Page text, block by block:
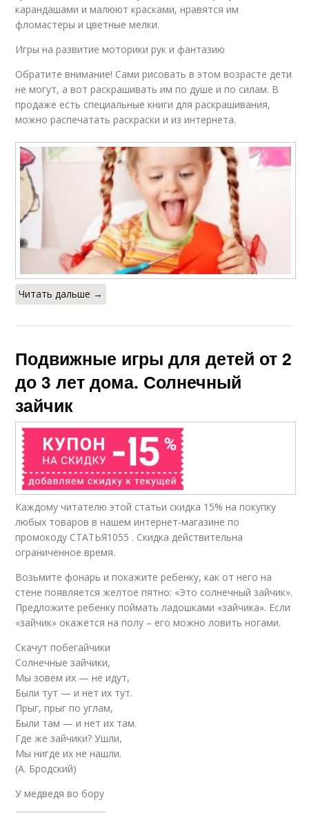
карандашами и малюют красками, нравятся им
фломастеры и цветные мелки.
Игры на развитие моторики рук и фантазию
Обратите внимание! Сами рисовать в этом возрасте дети
не могут, а вот раскрашивать им по душе и по силам. В
продаже есть специальные книги для раскрашивания,
можно распечатать раскраски и из интернета.
Читать дальше →
Подвижные игры для детей от 2
до 3 лет дома. Солнечный
зайчик
Каждому читателю этой статьи скидка 15% на покупку
любых товаров в нашем интернет-магазине по
промокоду СТАТЬЯ1055 . Скидка действительна
ограниченное время.
Возьмите фонарь и покажите ребенку, как от него на
стене появляется желтое пятно: «Это солнечный зайчик».
Предложите ребенку поймать ладошками «зайчика». Если
«зайчик» окажется на полу – его можно ловить ногами.
Скачут побегайчики
Солнечные зайчики,
Мы зовем их — не идут,
Были тут — и нет их тут.
Прыг, прыг по углам,
Были там — и нет их там.
Где же зайчики? Ушли,
Мы нигде их не нашли.
(А. Бродский)
У медведя во бору